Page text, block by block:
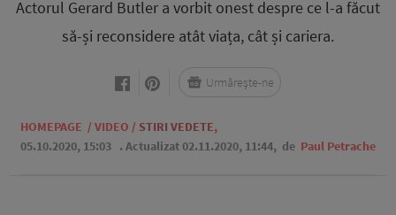
Actorul Gerard Butler a vorbit onest despre ce l-a făcut
să-și reconsidere atât viața, cât și cariera.
HOMEPAGE / VIDEO / STIRI VEDETE,
05.10.2020, 15:03 . Actualizat 02.11.2020, 11:44, de Paul Petrache
Urmărește-ne